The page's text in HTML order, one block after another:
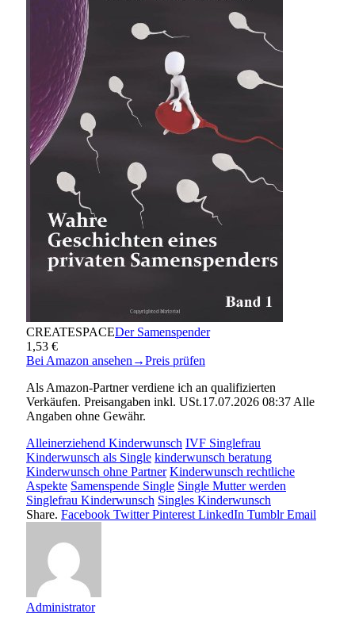
CREATESPACEDer Samenspender
1,53 €
Bei Amazon ansehen→Preis prüfen
Als Amazon-Partner verdiene ich an qualifizierten
Verkäufen. Preisangaben inkl. USt.17.07.2026 08:37 Alle
Angaben ohne Gewähr.
Alleinerziehend Kinderwunsch IVF Singlefrau
Kinderwunsch als Single kinderwunsch beratung
Kinderwunsch ohne Partner Kinderwunsch rechtliche
Aspekte Samenspende Single Single Mutter werden
Singlefrau Kinderwunsch Singles Kinderwunsch
Share. Facebook Twitter Pinterest LinkedIn Tumblr Email
Administrator